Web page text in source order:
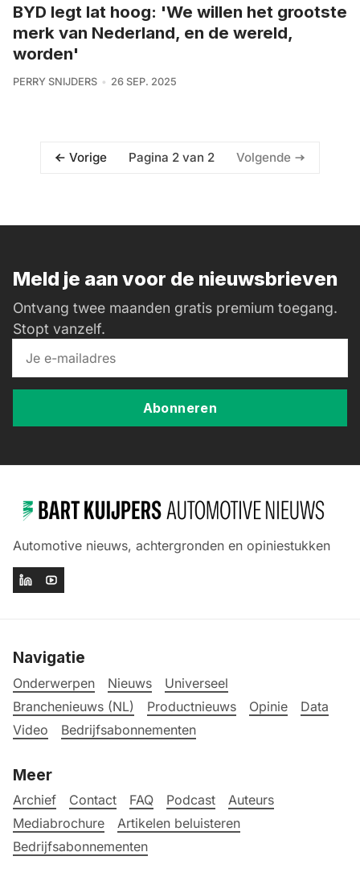
BYD legt lat hoog: 'We willen het grootste
merk van Nederland, en de wereld,
worden'
PERRY SNIJDERS 26 SEP. 2025
Vorige Pagina 2 van 2 Volgende
Meld je aan voor de nieuwsbrieven
Ontvang twee maanden gratis premium toegang.
Stopt vanzelf.
Abonneren
Automotive nieuws, achtergronden en opiniestukken
Navigatie
Onderwerpen Nieuws
Universeel
Branchenieuws (NL)
Productnieuws Opinie
Data
Video
Bedrijfsabonnementen
Meer
Archief Contact FAQ Podcast
Auteurs
Mediabrochure
Artikelen beluisteren
Bedrijfsabonnementen